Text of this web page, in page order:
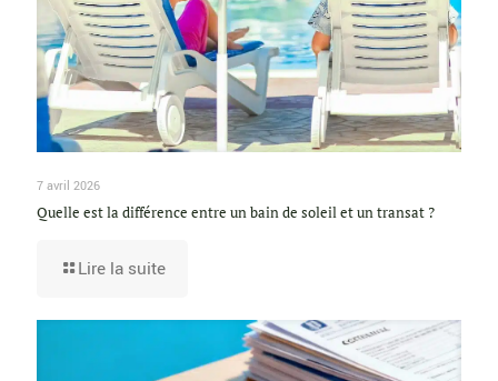
7 avril 2026
Quelle est la différence entre un bain de soleil et un transat ?
Lire la suite